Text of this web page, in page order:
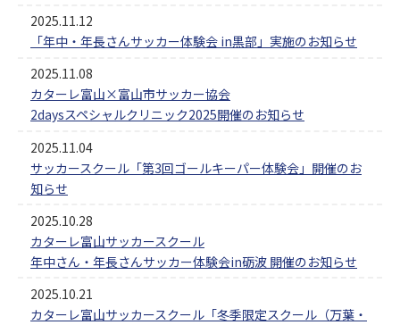
2025.11.12
「年中・年長さんサッカー体験会 in黒部」実施のお知らせ
2025.11.08
カターレ富山×富山市サッカー協会
2daysスペシャルクリニック2025開催のお知らせ
2025.11.04
サッカースクール「第3回ゴールキーパー体験会」開催のお
知らせ
2025.10.28
カターレ富山サッカースクール
年中さん・年長さんサッカー体験会in砺波 開催のお知らせ
2025.10.21
カターレ富山サッカースクール「冬季限定スクール（万葉・